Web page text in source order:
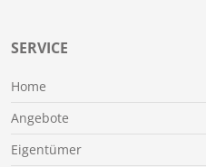
SERVICE
Home
Angebote
Eigentümer